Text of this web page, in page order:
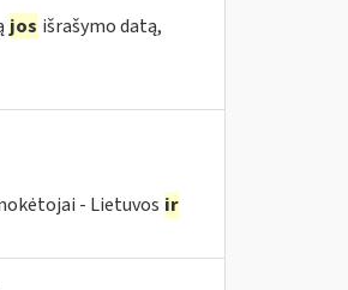
jos išrašymo datą,
- Lietuvos ir